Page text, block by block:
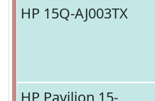
HP 15Q-AJ003TX